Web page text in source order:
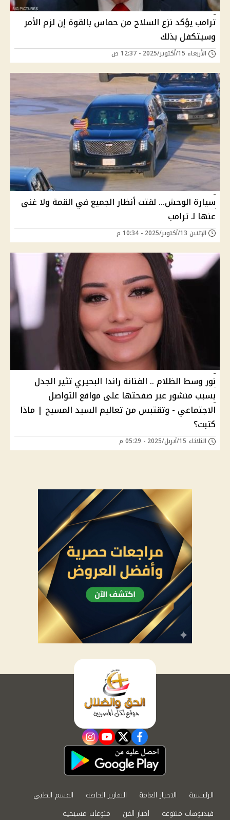
ترامب يؤكد نزع السلاح من حماس بالقوة إن لزم الأمر
وسيتكفل بذلك
الأربعاء 15/أكتوبر/2025 - 12:37 ص
سيارة الوحش... لفتت أنظار الجميع في القمة ولا غنى
عنها لـ ترامب
الإثنين 13/أكتوبر/2025 - 10:34 م
نور وسط الظلام .. الفنانة راندا البحيري تثير الجدل
بسبب منشور عبر صفحتها على مواقع التواصل
الاجتماعي - وتقتبس من تعاليم السيد المسيح | ماذا
كتبت؟
الثلاثاء 15/أبريل/2025 - 05:29 م
facebook
twitter
youtube
instagram
الرئيسية الاخبار العامة التقارير الخاصة
القسم الطبي
فيديوهات متنوعة
اخبار الفن منوعات مسيحية